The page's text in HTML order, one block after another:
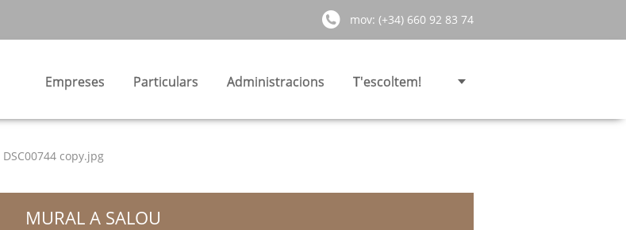
mov: (+34) 660 92 83 74
Empreses Particulars Administracions T'escoltem!
DSC00744 copy.jpg
MURAL A SALOU